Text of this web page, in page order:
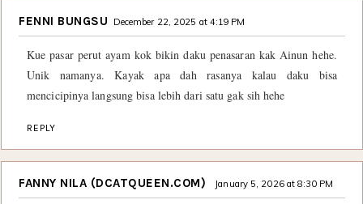
FENNI BUNGSU December 22, 2025 at 4:19 PM
Kue pasar perut ayam kok bikin daku penasaran kak Ainun hehe.
Unik namanya. Kayak apa dah rasanya kalau daku bisa
mencicipinya langsung bisa lebih dari satu gak sih hehe
REPLY
FANNY NILA (DCATQUEEN.COM) January 5, 2026 at 8:30 PM